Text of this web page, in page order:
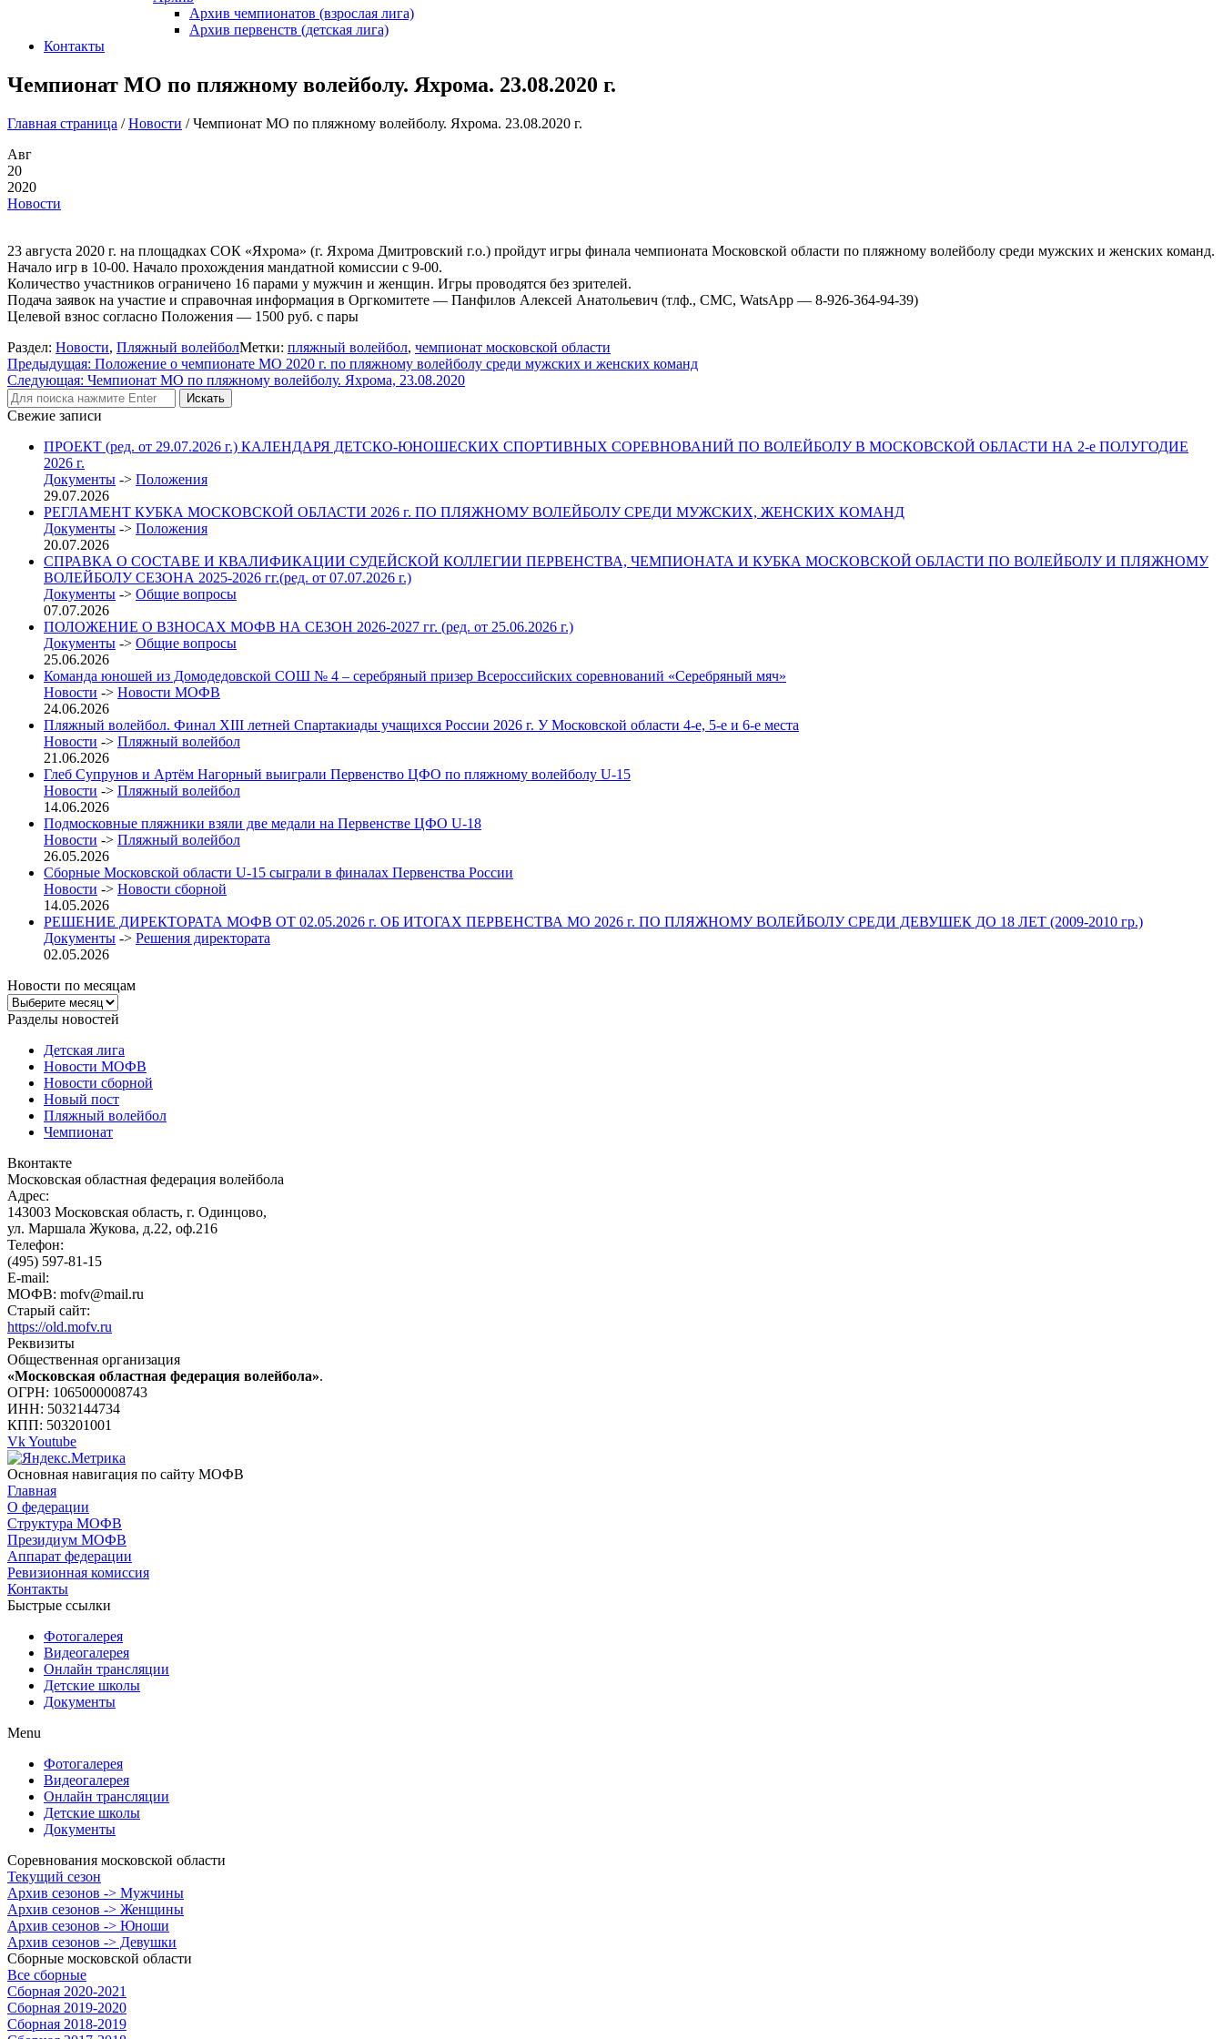
Архив чемпионатов (взрослая лига)
Архив первенств (детская лига)
Контакты
Чемпионат МО по пляжному волейболу. Яхрома. 23.08.2020 г.
Главная страница /Новости /Чемпионат МО по пляжному волейболу. Яхрома. 23.08.2020 г.
Авг
20
2020
Новости
23 августа 2020 г. на площадках СОК «Яхрома» (г. Яхрома Дмитровский г.о.) пройдут игры финала чемпионата Московской области по пляжному волейболу среди мужских и женских команд.
Начало игр в 10-00. Начало прохождения мандатной комиссии с 9-00.
Количество участников ограничено 16 парами у мужчин и женщин. Игры проводятся без зрителей.
Подача заявок на участие и справочная информация в Оргкомитете — Панфилов Алексей Анатольевич (тлф., СМС, WatsApp — 8-926-364-94-39)
Целевой взнос согласно Положения — 1500 руб. с пары
Раздел: Новости, Пляжный волейболМетки: пляжный волейбол, чемпионат московской области
Навигация
по
записям
Предыдущая: Положение о чемпионате МО 2020 г. по пляжному волейболу среди мужских и женских команд
Следующая: Чемпионат МО по пляжному волейболу. Яхрома, 23.08.2020
Свежие записи
ПРОЕКТ (ред. от 29.07.2026 г.) КАЛЕНДАРЯ ДЕТСКО-ЮНОШЕСКИХ СПОРТИВНЫХ СОРЕВНОВАНИЙ ПО ВОЛЕЙБОЛУ В МОСКОВСКОЙ ОБЛАСТИ НА 2-е ПОЛУГОДИЕ
2026 г.
Документы -> Положения
29.07.2026
РЕГЛАМЕНТ КУБКА МОСКОВСКОЙ ОБЛАСТИ 2026 г. ПО ПЛЯЖНОМУ ВОЛЕЙБОЛУ СРЕДИ МУЖСКИХ, ЖЕНСКИХ КОМАНД
Документы -> Положения
20.07.2026
СПРАВКА О СОСТАВЕ И КВАЛИФИКАЦИИ СУДЕЙСКОЙ КОЛЛЕГИИ ПЕРВЕНСТВА, ЧЕМПИОНАТА И КУБКА МОСКОВСКОЙ ОБЛАСТИ ПО ВОЛЕЙБОЛУ И ПЛЯЖНОМУ
ВОЛЕЙБОЛУ СЕЗОНА 2025-2026 гг.(ред. от 07.07.2026 г.)
Документы -> Общие вопросы
07.07.2026
ПОЛОЖЕНИЕ О ВЗНОСАХ МОФВ НА СЕЗОН 2026-2027 гг. (ред. от 25.06.2026 г.)
Документы -> Общие вопросы
25.06.2026
Команда юношей из Домодедовской СОШ № 4 – серебряный призер Всероссийских соревнований «Серебряный мяч»
Новости -> Новости МОФВ
24.06.2026
Пляжный волейбол. Финал XIII летней Спартакиады учащихся России 2026 г. У Московской области 4-е, 5-е и 6-е места
Новости -> Пляжный волейбол
21.06.2026
Глеб Супрунов и Артём Нагорный выиграли Первенство ЦФО по пляжному волейболу U-15
Новости -> Пляжный волейбол
14.06.2026
Подмосковные пляжники взяли две медали на Первенстве ЦФО U-18
Новости -> Пляжный волейбол
26.05.2026
Сборные Московской области U-15 сыграли в финалах Первенства России
Новости -> Новости сборной
14.05.2026
РЕШЕНИЕ ДИРЕКТОРАТА МОФВ ОТ 02.05.2026 г. ОБ ИТОГАХ ПЕРВЕНСТВА МО 2026 г. ПО ПЛЯЖНОМУ ВОЛЕЙБОЛУ СРЕДИ ДЕВУШЕК ДО 18 ЛЕТ (2009-2010 гр.)
Документы -> Решения директората
02.05.2026
Новости по месяцам
Новости
по
Разделы новостей
Детская лига
Новости МОФВ
Новости сборной
Новый пост
Пляжный волейбол
Чемпионат
Вконтакте
Московская областная федерация волейбола
Адрес:
143003 Московская область, г. Одинцово,
ул. Маршала Жукова, д.22, оф.216
Телефон:
(495) 597-81-15
E-mail:
МОФВ: mofv@mail.ru
Старый сайт:
https://old.mofv.ru
Реквизиты
Общественная организация
«Московская областная федерация волейбола».
ОГРН: 1065000008743
ИНН: 5032144734
КПП: 503201001
VkYoutube
Основная навигация по сайту МОФВ
Главная
О федерации
Структура МОФВ
Президиум МОФВ
Аппарат федерации
Ревизионная комиссия
Контакты
Быстрые ссылки
Фотогалерея
Видеогалерея
Онлайн трансляции
Детские школы
Документы
Menu
Фотогалерея
Видеогалерея
Онлайн трансляции
Детские школы
Документы
Соревнования московской области
Текущий сезон
Архив сезонов -> Мужчины
Архив сезонов -> Женщины
Архив сезонов -> Юноши
Архив сезонов -> Девушки
Сборные московской области
Все сборные
Сборная 2020-2021
Сборная 2019-2020
Сборная 2018-2019